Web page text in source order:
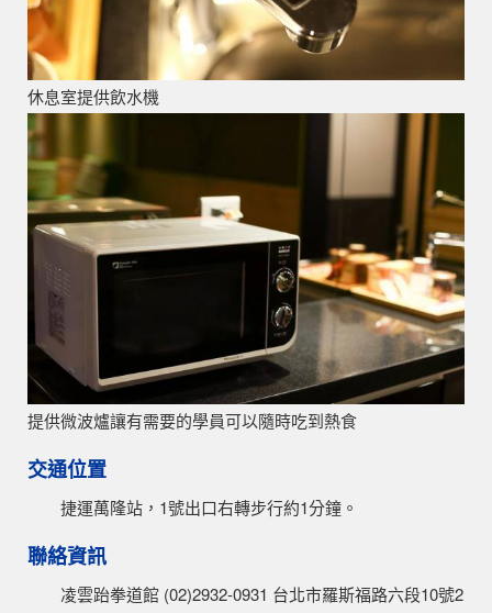
休息室提供飲水機
提供微波爐讓有需要的學員可以隨時吃到熱食
交通位置
捷運萬隆站，1號出口右轉步行約1分鐘。
聯絡資訊
凌雲跆拳道館 (02)2932-0931 台北市羅斯福路六段10號2